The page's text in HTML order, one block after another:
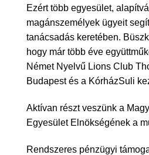
Ezért több egyesület,
magánszemélyek ügyeit
tanácsadás keretében.
hogy már több éve
Német Nyelvű Lions Club
Budapest és a KórházSuli
Aktívan részt veszünk a
Egyesület Elnökségének a
Rendszeres pénzügyi